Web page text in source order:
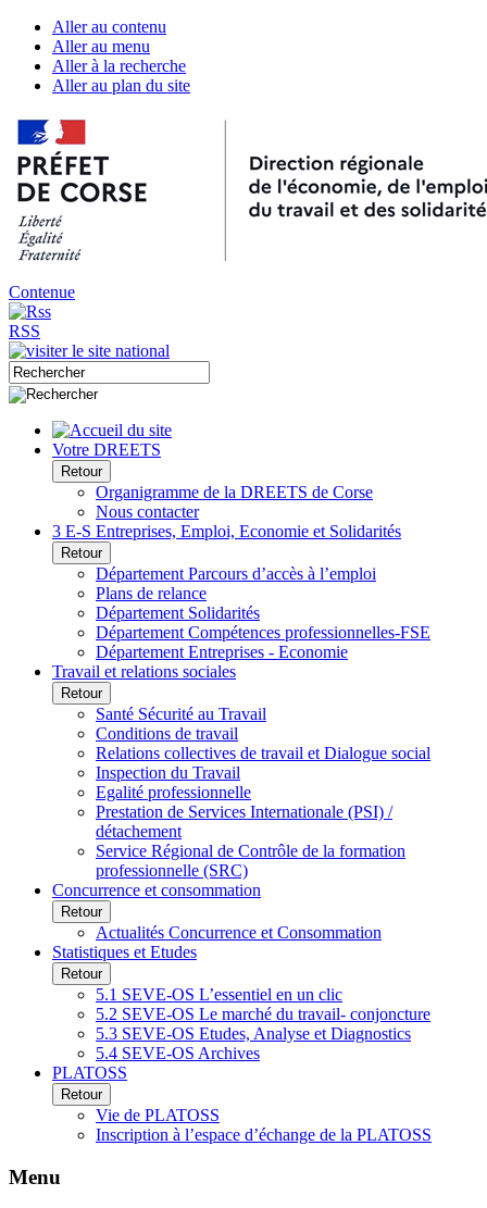
Aller au contenu
Aller au menu
Aller à la recherche
Aller au plan du site
Contenue
RSS
Votre DREETS
Retour
Organigramme de la DREETS de Corse
Nous contacter
3 E-S Entreprises, Emploi, Economie et Solidarités
Retour
Département Parcours d’accès à l’emploi
Plans de relance
Département Solidarités
Département Compétences professionnelles-FSE
Département Entreprises - Economie
Travail et relations sociales
Retour
Santé Sécurité au Travail
Conditions de travail
Relations collectives de travail et Dialogue social
Inspection du Travail
Egalité professionnelle
Prestation de Services Internationale (PSI) /
détachement
Service Régional de Contrôle de la formation
professionnelle (SRC)
Concurrence et consommation
Retour
Actualités Concurrence et Consommation
Statistiques et Etudes
Retour
5.1 SEVE-OS L’essentiel en un clic
5.2 SEVE-OS Le marché du travail- conjoncture
5.3 SEVE-OS Etudes, Analyse et Diagnostics
5.4 SEVE-OS Archives
PLATOSS
Retour
Vie de PLATOSS
Inscription à l’espace d’échange de la PLATOSS
Menu